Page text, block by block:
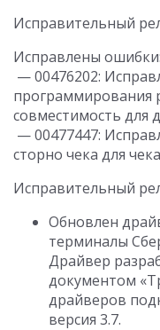
Исправительный
Исправлены ошибки:
— 00476202:
программирования
совместимость для
— 00477447:
сторно чека для
Исправительный
Обновлен
терминалы
Драйвер
документом
драйверов
версия 3.7.